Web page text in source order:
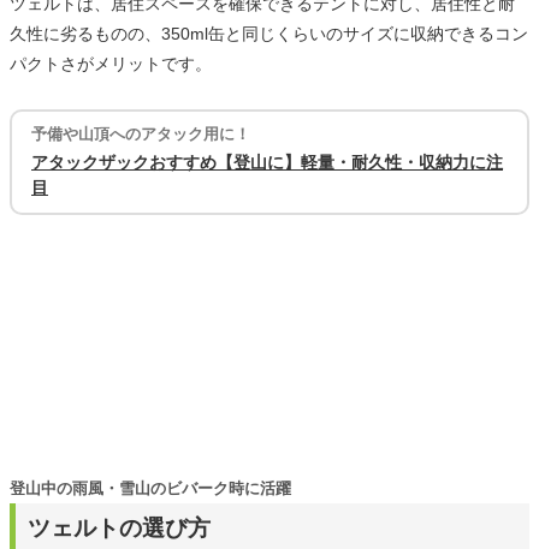
久性に劣るものの、350ml缶と同じくらいのサイズに収納できるコン
パクトさがメリットです。
予備や山頂へのアタック用に！
アタックザックおすすめ【登山に】軽量・耐久性・収納力に注
目
ツェルトの選び方
登山中の雨風・雪山のビバーク時に活躍